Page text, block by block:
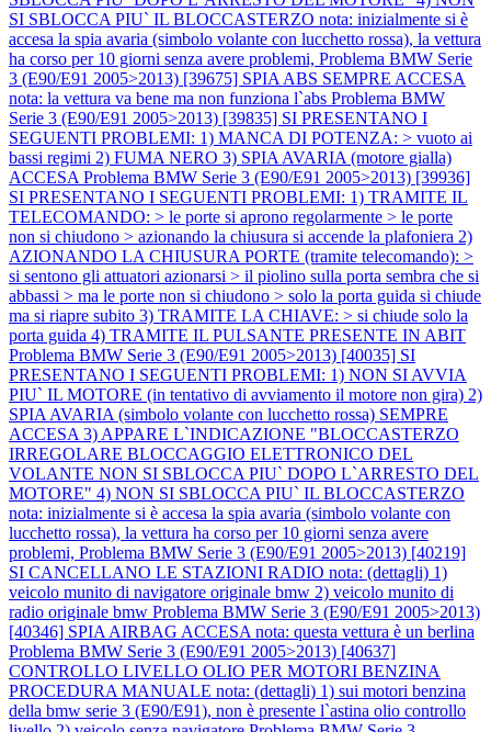
SI SBLOCCA PIU` IL BLOCCASTERZO nota: inizialmente si è
accesa la spia avaria (simbolo volante con lucchetto rossa), la vettura
ha corso per 10 giorni senza avere problemi, Problema BMW Serie
3 (E90/E91 2005>2013) [39675] SPIA ABS SEMPRE ACCESA
nota: la vettura va bene ma non funziona l`abs Problema BMW
Serie 3 (E90/E91 2005>2013) [39835] SI PRESENTANO I
SEGUENTI PROBLEMI: 1) MANCA DI POTENZA: > vuoto ai
bassi regimi 2) FUMA NERO 3) SPIA AVARIA (motore gialla)
ACCESA Problema BMW Serie 3 (E90/E91 2005>2013) [39936]
SI PRESENTANO I SEGUENTI PROBLEMI: 1) TRAMITE IL
TELECOMANDO: > le porte si aprono regolarmente > le porte
non si chiudono > azionando la chiusura si accende la plafoniera 2)
AZIONANDO LA CHIUSURA PORTE (tramite telecomando): >
si sentono gli attuatori azionarsi > il piolino sulla porta sembra che si
abbassi > ma le porte non si chiudono > solo la porta guida si chiude
ma si riapre subito 3) TRAMITE LA CHIAVE: > si chiude solo la
porta guida 4) TRAMITE IL PULSANTE PRESENTE IN ABIT
Problema BMW Serie 3 (E90/E91 2005>2013) [40035] SI
PRESENTANO I SEGUENTI PROBLEMI: 1) NON SI AVVIA
PIU` IL MOTORE (in tentativo di avviamento il motore non gira) 2)
SPIA AVARIA (simbolo volante con lucchetto rossa) SEMPRE
ACCESA 3) APPARE L`INDICAZIONE "BLOCCASTERZO
IRREGOLARE BLOCCAGGIO ELETTRONICO DEL
VOLANTE NON SI SBLOCCA PIU` DOPO L`ARRESTO DEL
MOTORE" 4) NON SI SBLOCCA PIU` IL BLOCCASTERZO
nota: inizialmente si è accesa la spia avaria (simbolo volante con
lucchetto rossa), la vettura ha corso per 10 giorni senza avere
problemi, Problema BMW Serie 3 (E90/E91 2005>2013) [40219]
SI CANCELLANO LE STAZIONI RADIO nota: (dettagli) 1)
veicolo munito di navigatore originale bmw 2) veicolo munito di
radio originale bmw Problema BMW Serie 3 (E90/E91 2005>2013)
[40346] SPIA AIRBAG ACCESA nota: questa vettura è un berlina
Problema BMW Serie 3 (E90/E91 2005>2013) [40637]
CONTROLLO LIVELLO OLIO PER MOTORI BENZINA
PROCEDURA MANUALE nota: (dettagli) 1) sui motori benzina
della bmw serie 3 (E90/E91), non è presente l`astina olio controllo